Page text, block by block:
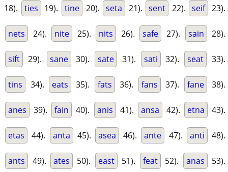
18). ties 19). tine 20). seta 21). sent 22). seif 23).
nets 24). nite 25). nits 26). safe 27). sain 28).
sift 29). sane 30). sate 31). sati 32). seat 33).
tins 34). eats 35). fats 36). fans 37). fane 38).
anes 39). fain 40). anis 41). ansa 42). etna 43).
etas 44). anta 45). asea 46). ante 47). anti 48).
ants 49). ates 50). east 51). feat 52). anas 53).